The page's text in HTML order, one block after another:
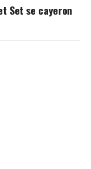
Set se cayeron